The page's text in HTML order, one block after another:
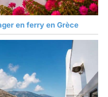
en ferry en Grèce